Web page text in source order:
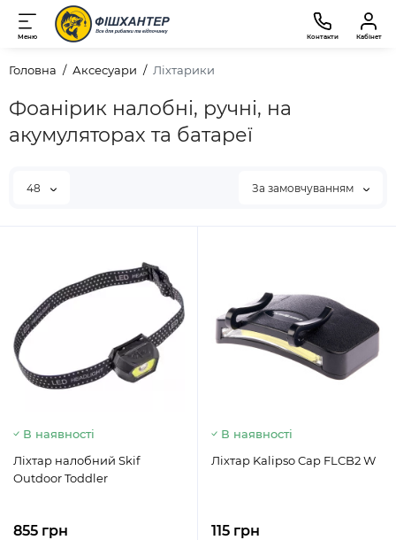
Меню Контакти Кабінет
Головна Аксесуари Ліхтарики
Фоанірик налобні, ручні, на
акумуляторах та батареї
48 За замовчуванням
В наявності
Ліхтар налобний Skif
Outdoor Toddler
855 грн
В наявності
Ліхтар Kalipso Cap FLCB2 W
115 грн